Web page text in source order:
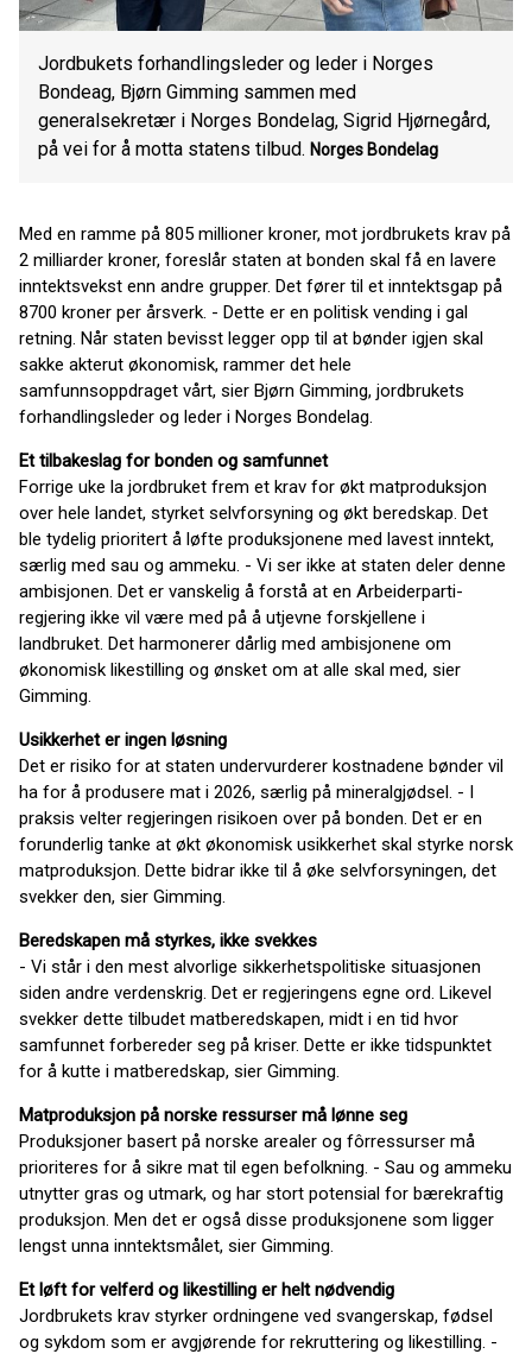
Jordbukets forhandlingsleder og leder i Norges
Bondeag, Bjørn Gimming sammen med
generalsekretær i Norges Bondelag, Sigrid Hjørnegård,
på vei for å motta statens tilbud. Norges Bondelag
Med en ramme på 805 millioner kroner, mot jordbrukets krav på
2 milliarder kroner, foreslår staten at bonden skal få en lavere
inntektsvekst enn andre grupper. Det fører til et inntektsgap på
8700 kroner per årsverk. - Dette er en politisk vending i gal
retning. Når staten bevisst legger opp til at bønder igjen skal
sakke akterut økonomisk, rammer det hele
samfunnsoppdraget vårt, sier Bjørn Gimming, jordbrukets
forhandlingsleder og leder i Norges Bondelag.
Et tilbakeslag for bonden og samfunnet
Forrige uke la jordbruket frem et krav for økt matproduksjon
over hele landet, styrket selvforsyning og økt beredskap. Det
ble tydelig prioritert å løfte produksjonene med lavest inntekt,
særlig med sau og ammeku. - Vi ser ikke at staten deler denne
ambisjonen. Det er vanskelig å forstå at en Arbeiderparti-
regjering ikke vil være med på å utjevne forskjellene i
landbruket. Det harmonerer dårlig med ambisjonene om
økonomisk likestilling og ønsket om at alle skal med, sier
Gimming.
Usikkerhet er ingen løsning
Det er risiko for at staten undervurderer kostnadene bønder vil
ha for å produsere mat i 2026, særlig på mineralgjødsel. - I
praksis velter regjeringen risikoen over på bonden. Det er en
forunderlig tanke at økt økonomisk usikkerhet skal styrke norsk
matproduksjon. Dette bidrar ikke til å øke selvforsyningen, det
svekker den, sier Gimming.
Beredskapen må styrkes, ikke svekkes
- Vi står i den mest alvorlige sikkerhetspolitiske situasjonen
siden andre verdenskrig. Det er regjeringens egne ord. Likevel
svekker dette tilbudet matberedskapen, midt i en tid hvor
samfunnet forbereder seg på kriser. Dette er ikke tidspunktet
for å kutte i matberedskap, sier Gimming.
Matproduksjon på norske ressurser må lønne seg
Produksjoner basert på norske arealer og fôrressurser må
prioriteres for å sikre mat til egen befolkning. - Sau og ammeku
utnytter gras og utmark, og har stort potensial for bærekraftig
produksjon. Men det er også disse produksjonene som ligger
lengst unna inntektsmålet, sier Gimming.
Et løft for velferd og likestilling er helt nødvendig
Jordbrukets krav styrker ordningene ved svangerskap, fødsel
og sykdom som er avgjørende for rekruttering og likestilling. -